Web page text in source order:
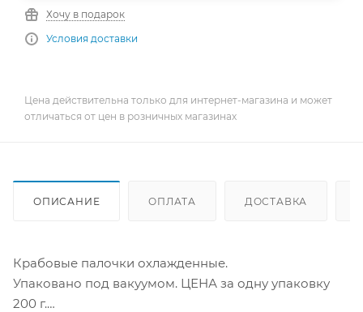
Хочу в подарок
Условия доставки
Цена действительна только для интернет-магазина и может
отличаться от цен в розничных магазинах
ОПИСАНИЕ ОПЛАТА ДОСТАВКА
Крабовые палочки охлажденные.
Упаковано под вакуумом. ЦЕНА за одну упаковку
200 г.